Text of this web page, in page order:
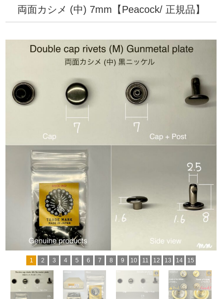
両面カシメ (中) 7mm【Peacock/ 正規品】
1 2 3 4 5 6 7 8 9 10 11 12 13 14 15